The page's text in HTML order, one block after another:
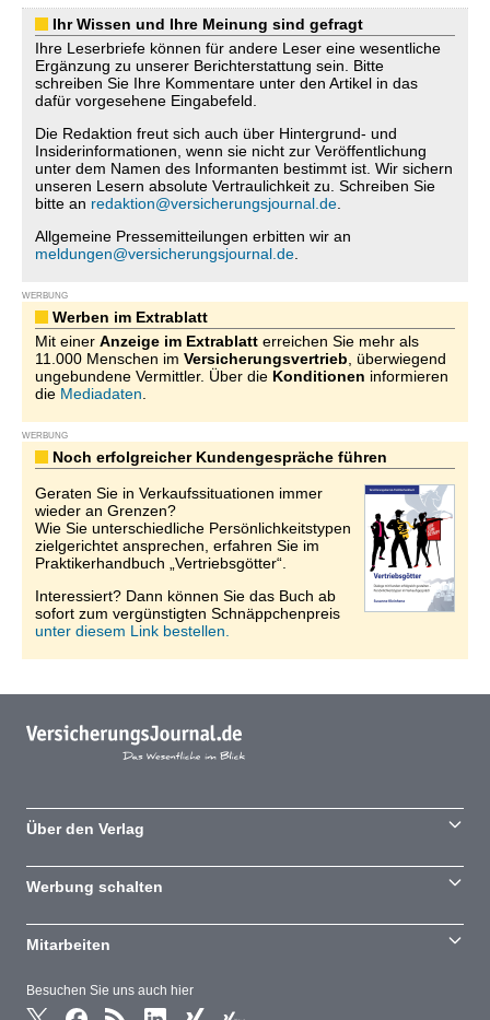
Ihr Wissen und Ihre Meinung sind gefragt
Ihre Leserbriefe können für andere Leser eine wesentliche
Ergänzung zu unserer Berichterstattung sein. Bitte
schreiben Sie Ihre Kommentare unter den Artikel in das
dafür vorgesehene Eingabefeld.
Die Redaktion freut sich auch über Hintergrund- und
Insiderinformationen, wenn sie nicht zur Veröffentlichung
unter dem Namen des Informanten bestimmt ist. Wir sichern
unseren Lesern absolute Vertraulichkeit zu. Schreiben Sie
bitte an redaktion@versicherungsjournal.de
Allgemeine Pressemitteilungen erbitten wir an
meldungen@versicherungsjournal.de
WERBUNG
Werben im Extrablatt
Mit einer Anzeige im Extrablatt erreichen Sie mehr als
11.000 Menschen im Versicherungsvertrieb , überwiegend
ungebundene Vermittler. Über die Konditionen informieren
die Mediadaten
WERBUNG
Noch erfolgreicher Kundengespräche führen
Geraten Sie in Verkaufssituationen immer
wieder an Grenzen?
Wie Sie unterschiedliche Persönlichkeitstypen
zielgerichtet ansprechen, erfahren Sie im
Praktikerhandbuch „Vertriebsgötter“.
Interessiert? Dann können Sie das Buch ab
sofort zum vergünstigten Schnäppchenpreis
unter diesem Link bestellen.
Besuchen Sie uns auch hier
Über den Verlag
Werbung schalten
Mitarbeiten